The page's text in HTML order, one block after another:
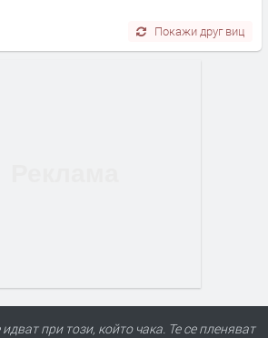
Покажи друг виц
при този, който чака. Те се пленяват